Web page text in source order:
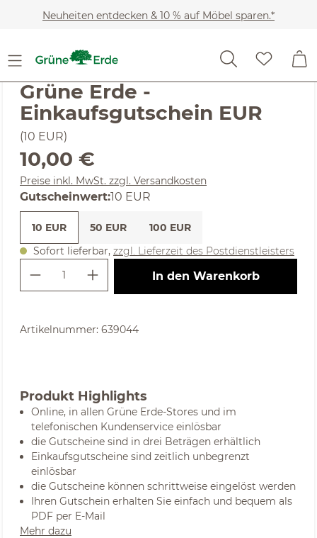
Zum Hauptinhalt springen
Neuheiten entdecken & 10 % auf Möbel sparen.*
Noch keine Bewertungen
Grüne Erde -
Einkaufsgutschein EUR
(10 EUR)
Regulärer Preis:
10,00 €
Preise inkl. MwSt. zzgl. Versandkosten
Gutscheinwertauswählen
:10 EUR
10 EUR 50 EUR
100 EUR
Sofort lieferbar, zzgl. Lieferzeit des Postdienstleisters
Produkt Anzahl: Gib den
In den Warenkorb
Artikelnummer: 639044
Produkt Highlights
Online, in allen Grüne Erde-Stores und im
telefonischen Kundenservice einlösbar
die Gutscheine sind in drei Beträgen erhältlich
Einkaufsgutscheine sind zeitlich unbegrenzt
einlösbar
die Gutscheine können schrittweise eingelöst werden
Ihren Gutschein erhalten Sie einfach und bequem als
PDF per E-Mail
Mehr dazu